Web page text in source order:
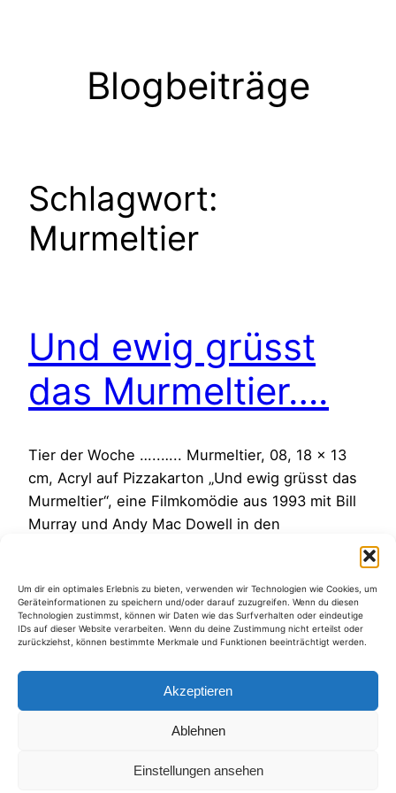
Um dir ein optimales Erlebnis zu bieten, verwenden wir Technologien wie Cookies, um
Geräteinformationen zu speichern und/oder darauf zuzugreifen. Wenn du diesen
Technologien zustimmst, können wir Daten wie das Surfverhalten oder eindeutige
IDs auf dieser Website verarbeiten. Wenn du deine Zustimmung nicht erteilst oder
zurückziehst, können bestimmte Merkmale und Funktionen beeinträchtigt werden.
Akzeptieren
Ablehnen
Einstellungen ansehen
Blogbeiträge
Schlagwort:
Murmeltier
Und ewig grüsst
das Murmeltier….
Tier der Woche …..….. Murmeltier, 08, 18 x 13
cm, Acryl auf Pizzakarton „Und ewig grüsst das
Murmeltier“, eine Filmkomödie aus 1993 mit Bill
Murray und Andy Mac Dowell in den
Murmeltier sagt vorraus ob die Menschen sich
auf einen baldigen Frühling freuen dürfen oder…
18. Januar 2010